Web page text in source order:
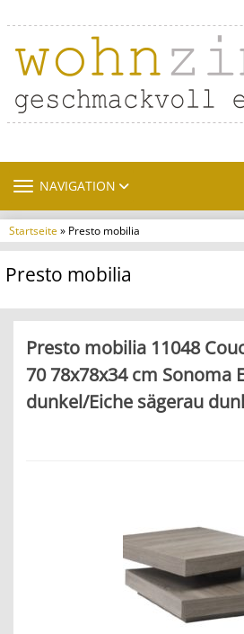
TOGGLE NAVIGATION
NAVIGATION
Startseite» Presto mobilia
Presto mobilia
Presto mobilia 11048
70 78x78x34 cm Sonoma
dunkel/Eiche sägerau